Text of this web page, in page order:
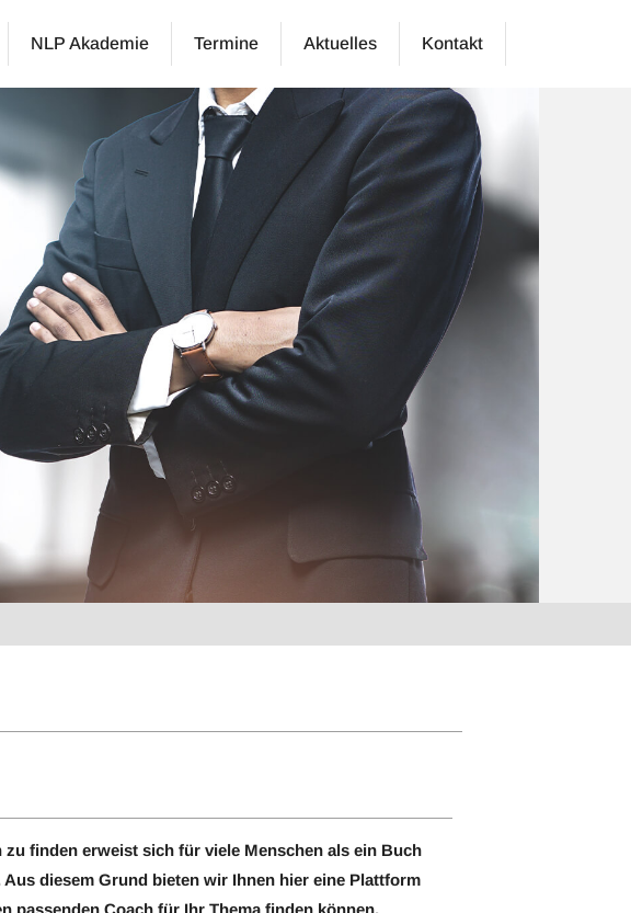
NLP Akademie Termine Aktuelles Kontakt
zu finden erweist sich für viele Menschen als ein Buch
Aus diesem Grund bieten wir Ihnen hier eine Plattform
passenden Coach für Ihr Thema finden können.